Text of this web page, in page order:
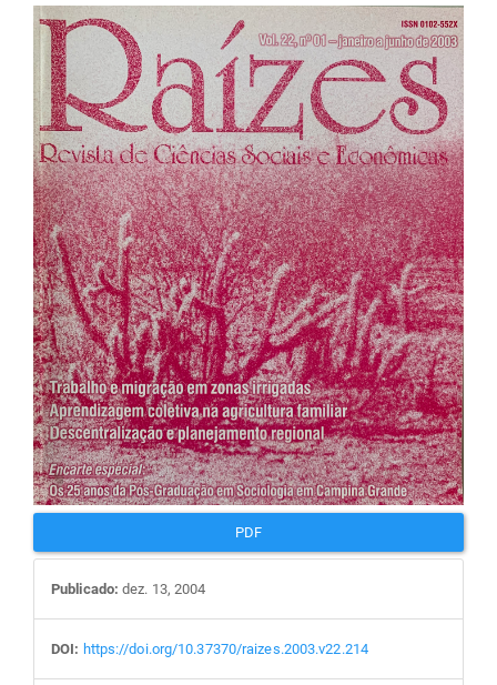
Barra
lateral
de
artigos
PDF
Publicado: dez. 13, 2004
DOI: https://doi.org/10.37370/raizes.2003.v22.214